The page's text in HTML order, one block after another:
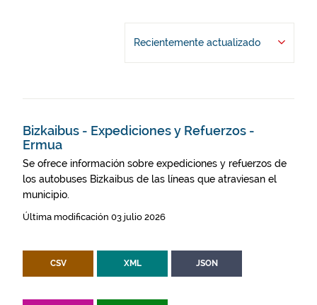
Recientemente actualizado
Bizkaibus - Expediciones y Refuerzos -
Ermua
Se ofrece información sobre expediciones y refuerzos de
los autobuses Bizkaibus de las líneas que atraviesan el
municipio.
Última modificación 03 julio 2026
CSV XML JSON